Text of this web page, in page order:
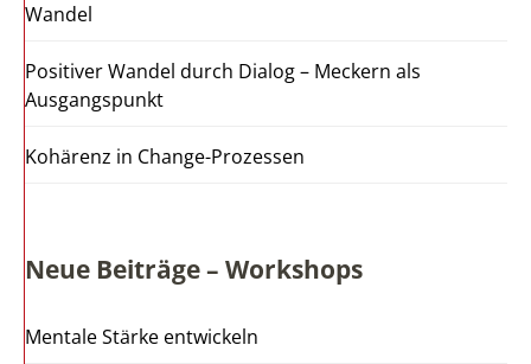
Wandel
Positiver Wandel durch Dialog – Meckern als
Ausgangspunkt
Kohärenz in Change-Prozessen
Neue Beiträge – Workshops
Mentale Stärke entwickeln